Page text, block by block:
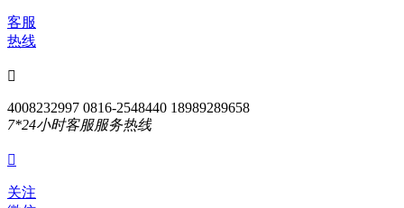
客服
热线

4008232997 0816-2548440 18989289658
7*24小时客服服务热线

关注